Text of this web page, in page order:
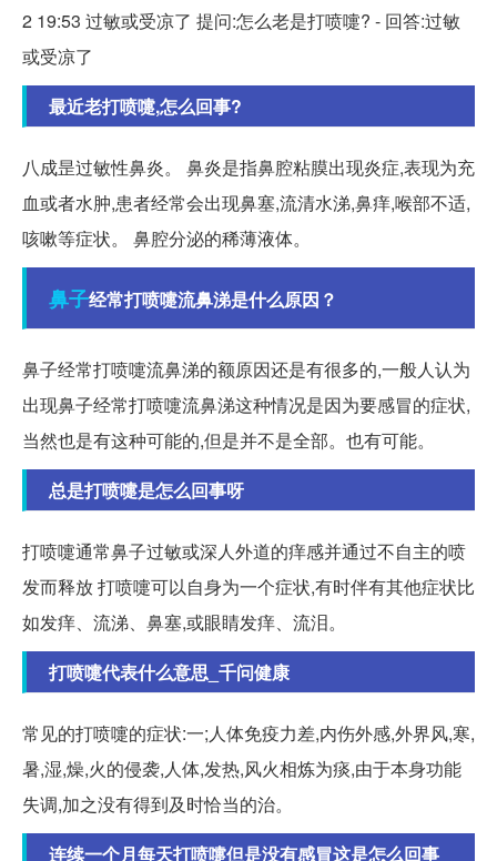
2 19:53 过敏或受凉了 提问:怎么老是打喷嚏? - 回答:过敏
或受凉了
最近老打喷嚏,怎么回事?
八成昰过敏性鼻炎。 鼻炎是指鼻腔粘膜出现炎症,表现为充
血或者水肿,患者经常会出现鼻塞,流清水涕,鼻痒,喉部不适,
咳嗽等症状。 鼻腔分泌的稀薄液体。
鼻子经常打喷嚏流鼻涕是什么原因？
鼻子经常打喷嚏流鼻涕的额原因还是有很多的,一般人认为
出现鼻子经常打喷嚏流鼻涕这种情况是因为要感冒的症状,
当然也是有这种可能的,但是并不是全部。也有可能。
总是打喷嚏是怎么回事呀
打喷嚏通常鼻子过敏或深人外道的痒感并通过不自主的喷
发而释放 打喷嚏可以自身为一个症状,有时伴有其他症状比
如发痒、流涕、鼻塞,或眼睛发痒、流泪。
打喷嚏代表什么意思_千问健康
常见的打喷嚏的症状:一;人体免疫力差,内伤外感,外界风,寒,
暑,湿,燥,火的侵袭,人体,发热,风火相炼为痰,由于本身功能
失调,加之没有得到及时恰当的治。
连续一个月每天打喷嚏但是没有感冒这是怎么回事